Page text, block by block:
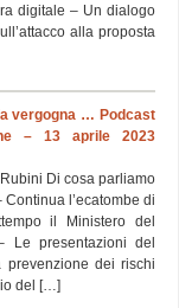
digitale – Un dialogo
alla proposta
vergogna … Podcast
– 13 aprile 2023
Di cosa parliamo
l’ecatombe di
il Ministero del
presentazioni del
prevenzione dei rischi
del […]